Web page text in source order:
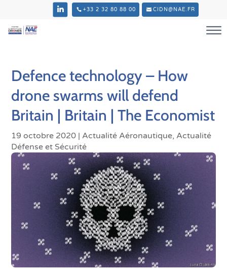
+33 2 32 80 88 00 CIDN@NAE.FR
Defence technology – How
drone swarms will defend
Britain | Britain | The Economist
19 octobre 2020 | Actualité Aéronautique, Actualité
Défense et Sécurité